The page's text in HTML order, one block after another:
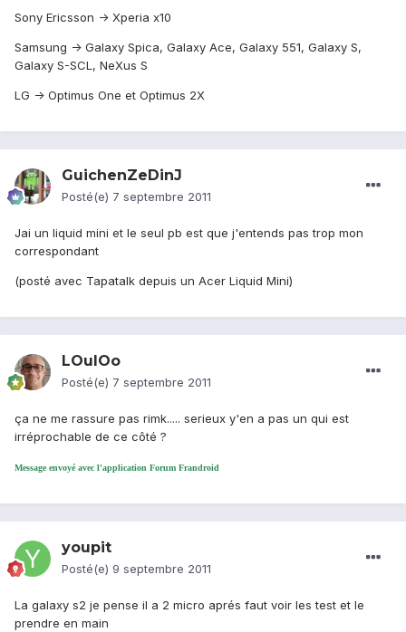
Sony Ericsson -> Xperia x10
Samsung -> Galaxy Spica, Galaxy Ace, Galaxy 551, Galaxy S,
Galaxy S-SCL, NeXus S
LG -> Optimus One et Optimus 2X
GuichenZeDinJ
Posté(e) 7 septembre 2011
Jai un liquid mini et le seul pb est que j'entends pas trop mon
correspondant
(posté avec Tapatalk depuis un Acer Liquid Mini)
LOulOo
Posté(e) 7 septembre 2011
ça ne me rassure pas rimk..... serieux y'en a pas un qui est
irréprochable de ce côté ?
Message envoyé avec l'application Forum Frandroid
youpit
Posté(e) 9 septembre 2011
La galaxy s2 je pense il a 2 micro aprés faut voir les test et le
prendre en main